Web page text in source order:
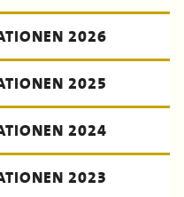
2026
2025
2024
2023